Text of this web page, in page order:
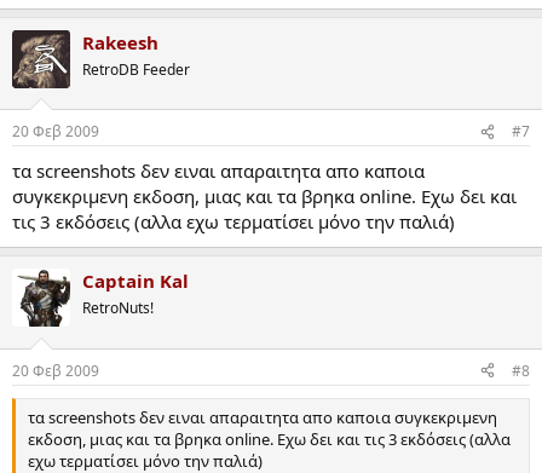
Rakeesh
RetroDB Feeder
20 Φεβ 2009 #7
τα screenshots δεν ειναι απαραιτητα απο καποια
συγκεκριμενη εκδοση, μιας και τα βρηκα online. Εχω δει και
τις 3 εκδόσεις (αλλα εχω τερματίσει μόνο την παλιά)
Captain Kal
RetroNuts!
20 Φεβ 2009 #8
τα screenshots δεν ειναι απαραιτητα απο καποια συγκεκριμενη
εκδοση, μιας και τα βρηκα online. Εχω δει και τις 3 εκδόσεις (αλλα
εχω τερματίσει μόνο την παλιά)